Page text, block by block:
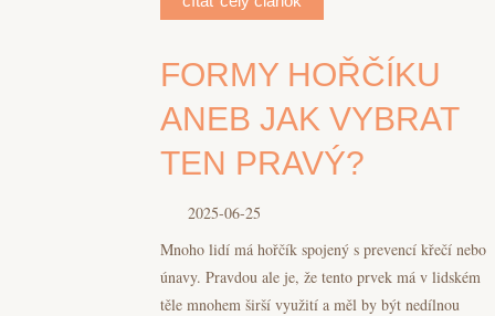
FORMY HOŘČÍKU
ANEB JAK VYBRAT
TEN PRAVÝ?
2025-06-25
Mnoho lidí má hořčík spojený s prevencí křečí nebo
únavy. Pravdou ale je, že tento prvek má v lidském
těle mnohem širší využití a měl by být nedílnou